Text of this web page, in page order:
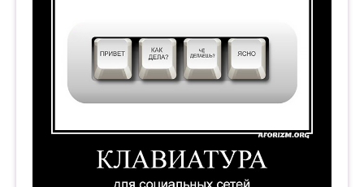
СПИШЬ с Викой, я также не говорю, что ты
НЕ СПИШЬ с ней. Но факт остаётся фактом
— если бы Вика спала В СВОЕЙ кровати,
она давно нашла бы там сахарницу. С